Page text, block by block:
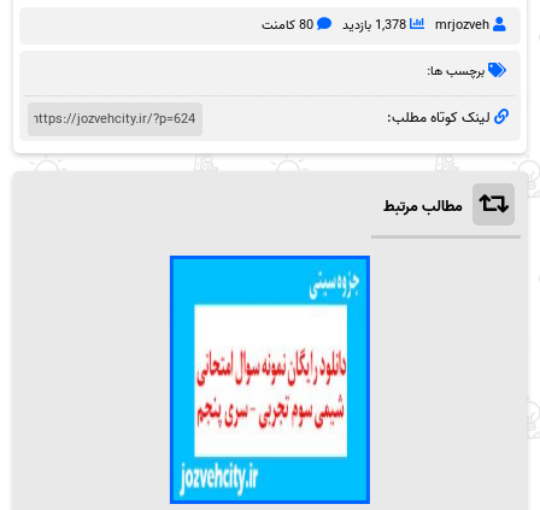
mrjozveh 1,378 بازدید 80 کامنت
برچسب ها:
لینک کوتاه مطلب:
مطالب مرتبط